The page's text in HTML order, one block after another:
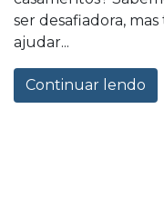
ser desafiadora,
ajudar...
Continuar lendo